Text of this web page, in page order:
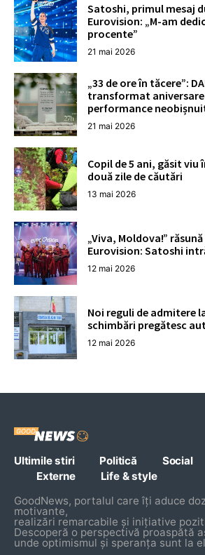
Satoshi, primul mesaj
Eurovision: „M-am
procente”
21 mai 2026
„33 de ore în tăcere”:
transformat
performance
21 mai 2026
Copil de 5 ani, găsit viu
două zile de căutări
13 mai 2026
„Viva, Moldova!”
Eurovision: Satoshi
12 mai 2026
Noi reguli de admitere
schimbări pregătesc
12 mai 2026
Ultimile stiri Politică Social
Externe
Life & style
GoodNews, portalul care îți aduce
motivante,
realizări remarcabile și inițiative
Descoperă o perspectivă proaspătă
unde optimismul și speranța sunt la